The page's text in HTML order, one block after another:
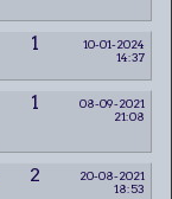
1
10-01-2024
14:37
1
08-09-2021
21:08
2
20-08-2021
18:53